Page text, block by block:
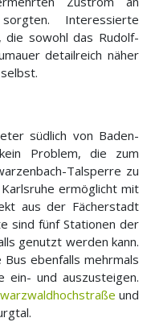
Interessierte
die sowohl das Rudolf-
detailreich näher
südlich von Baden-
Problem, die zum
Talsperre zu
ermöglicht mit
aus der Fächerstadt
sind fünf Stationen der
genutzt werden kann.
ebenfalls mehrmals
ein- und auszusteigen.
und